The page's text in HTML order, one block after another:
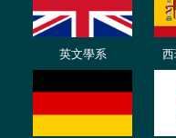
英文學系